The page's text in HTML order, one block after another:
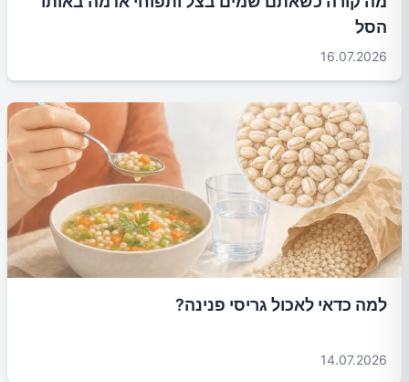
הסל
16.07.2026
למה כדאי לאכול גריסי פנינה?
14.07.2026